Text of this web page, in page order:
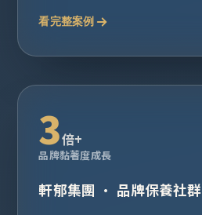
看完整案例
3倍+
品牌黏著度成長
軒郁集團 · 品牌保養社群